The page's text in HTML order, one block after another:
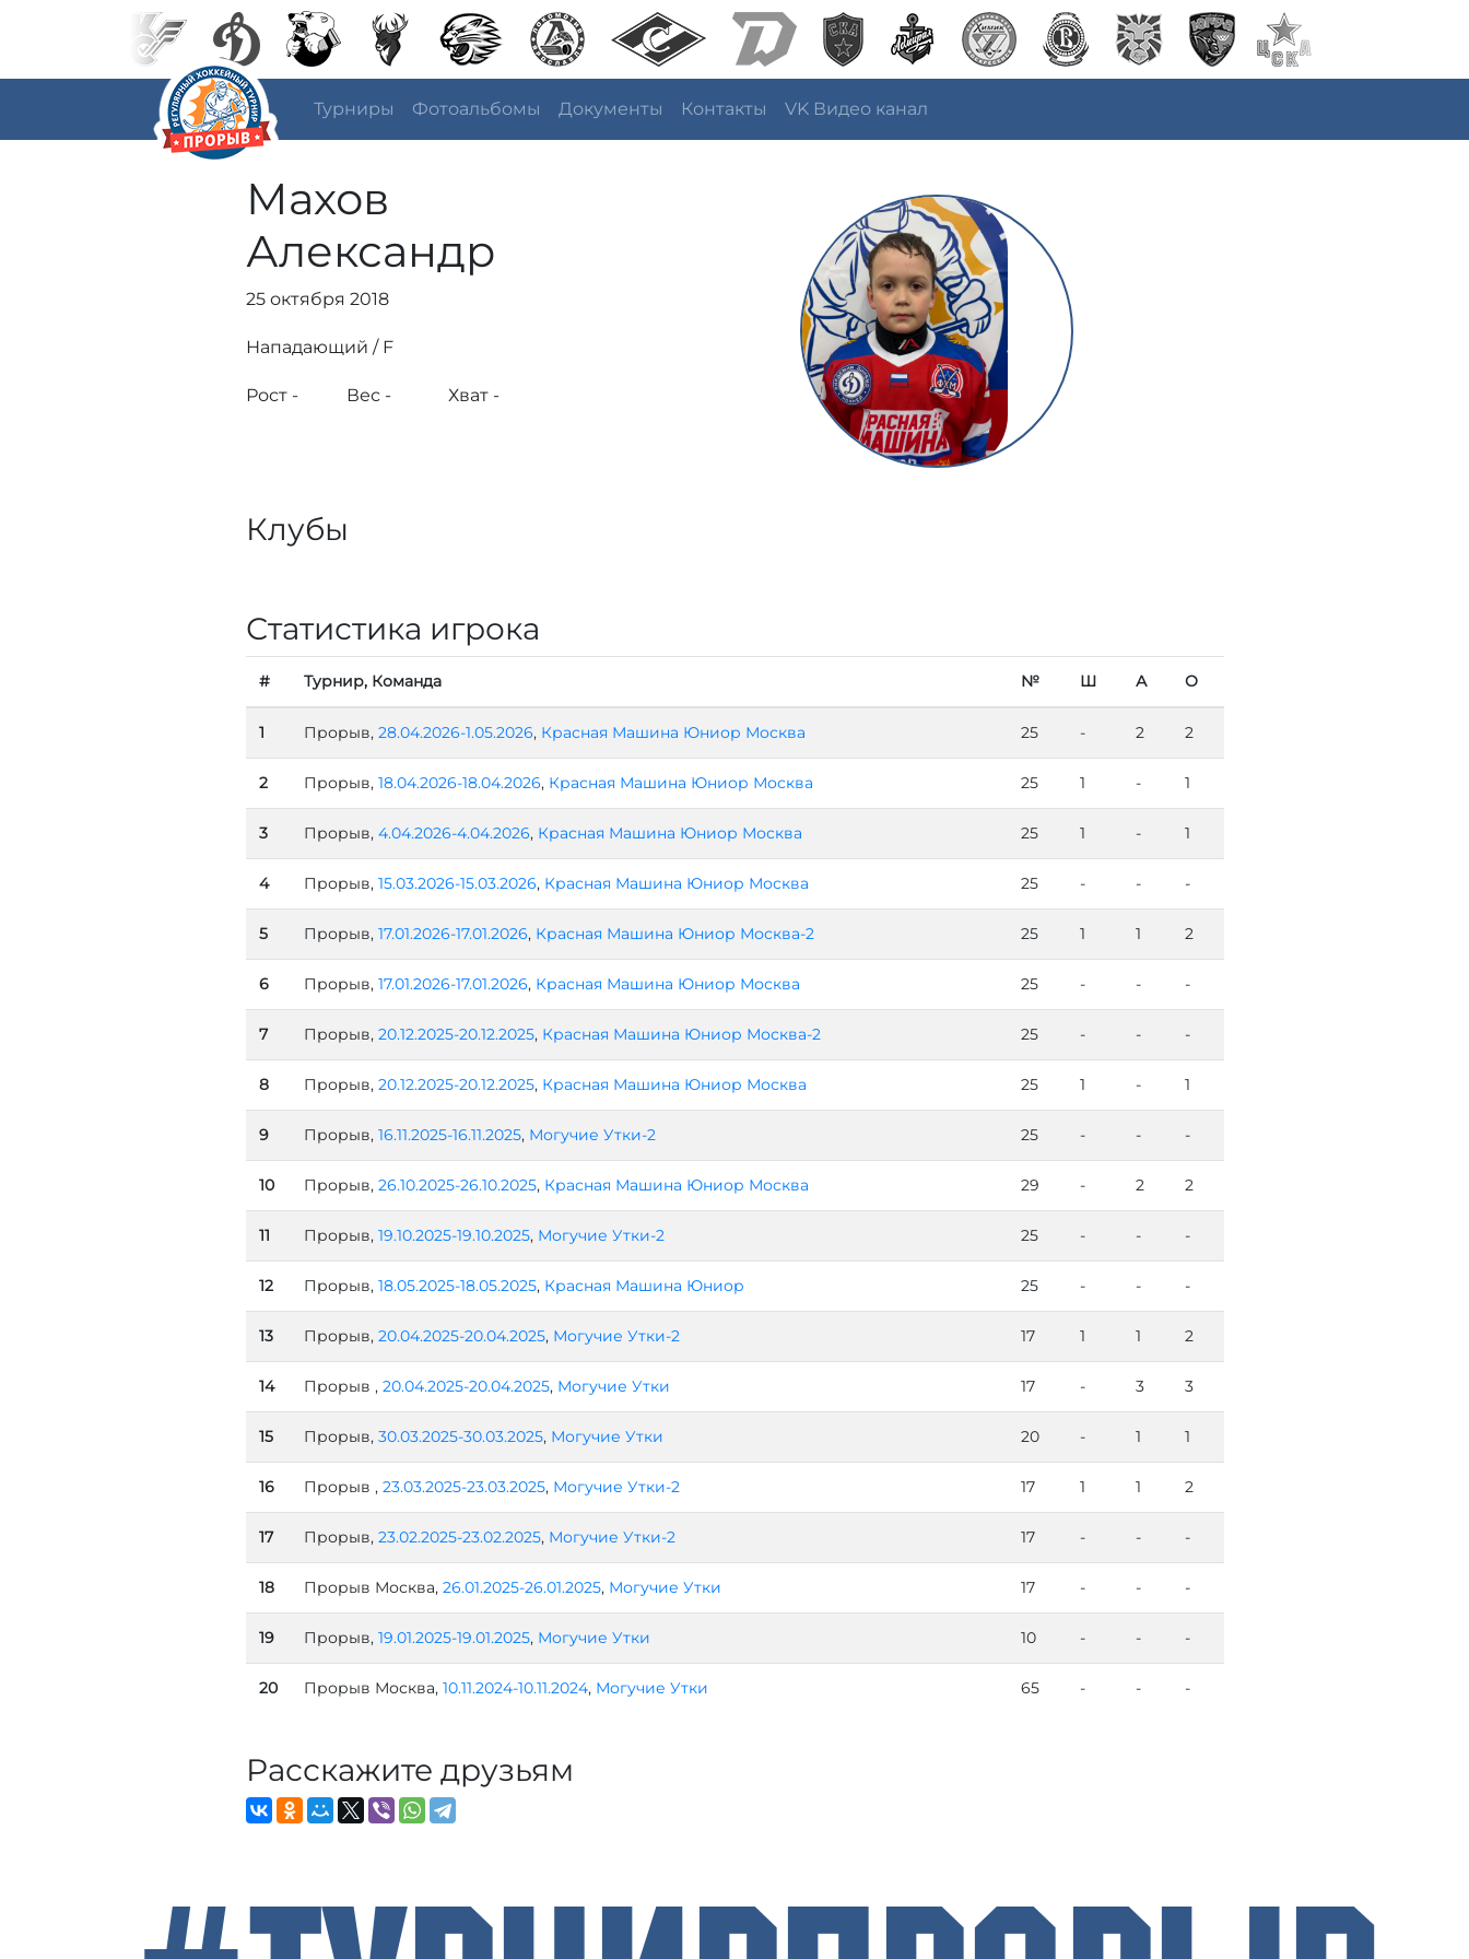
Турниры Фотоальбомы Документы Контакты VK Видео канал
Махов
Александр
25 октября 2018
Нападающий / F
Рост - Вес - Хват -
Клубы
Статистика игрока
# Турнир, Команда № Ш А О
1 Прорыв, 28.04.2026-1.05.2026, Красная Машина Юниор Москва 25 - 2 2
2 Прорыв, 18.04.2026-18.04.2026, Красная Машина Юниор Москва 25 1 - 1
3 Прорыв, 4.04.2026-4.04.2026, Красная Машина Юниор Москва 25 1 - 1
4 Прорыв, 15.03.2026-15.03.2026, Красная Машина Юниор Москва 25 - - -
5 Прорыв, 17.01.2026-17.01.2026, Красная Машина Юниор Москва-2 25 1 1 2
6 Прорыв, 17.01.2026-17.01.2026, Красная Машина Юниор Москва 25 - - -
7 Прорыв, 20.12.2025-20.12.2025, Красная Машина Юниор Москва-2 25 - - -
8 Прорыв, 20.12.2025-20.12.2025, Красная Машина Юниор Москва 25 1 - 1
9 Прорыв, 16.11.2025-16.11.2025, Могучие Утки-2 25 - - -
10 Прорыв, 26.10.2025-26.10.2025, Красная Машина Юниор Москва 29 - 2 2
11 Прорыв, 19.10.2025-19.10.2025, Могучие Утки-2 25 - - -
12 Прорыв, 18.05.2025-18.05.2025, Красная Машина Юниор 25 - - -
13 Прорыв, 20.04.2025-20.04.2025, Могучие Утки-2 17 1 1 2
14 Прорыв , 20.04.2025-20.04.2025, Могучие Утки 17 - 3 3
15 Прорыв, 30.03.2025-30.03.2025, Могучие Утки 20 - 1 1
16 Прорыв , 23.03.2025-23.03.2025, Могучие Утки-2 17 1 1 2
17 Прорыв, 23.02.2025-23.02.2025, Могучие Утки-2 17 - - -
18 Прорыв Москва, 26.01.2025-26.01.2025, Могучие Утки 17 - - -
19 Прорыв, 19.01.2025-19.01.2025, Могучие Утки 10 - - -
20 Прорыв Москва, 10.11.2024-10.11.2024, Могучие Утки 65 - - -
Расскажите друзьям